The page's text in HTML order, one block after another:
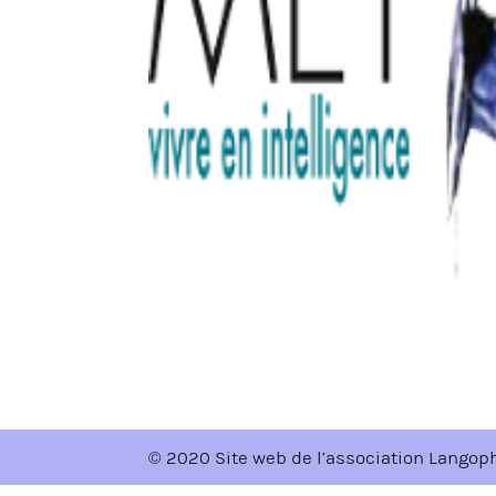
© 2020 Site web de l’association